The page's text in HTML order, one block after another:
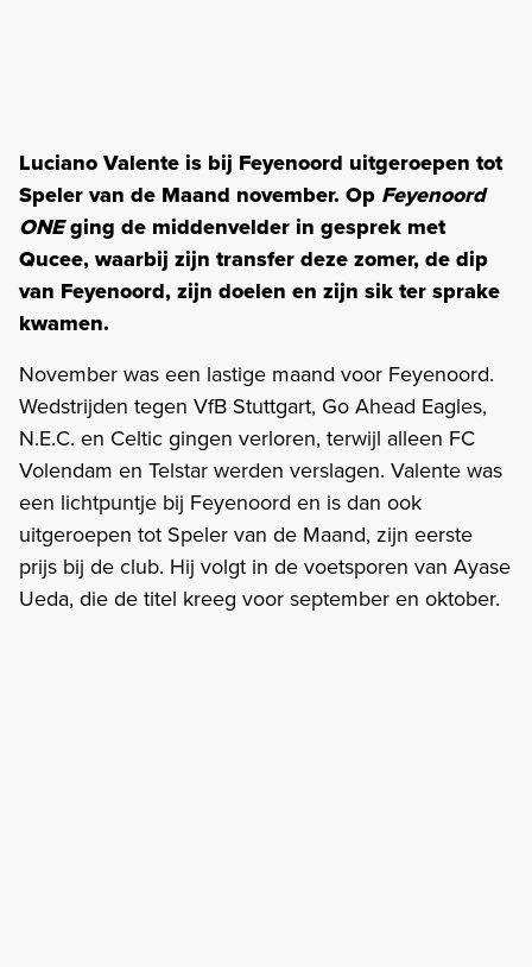
Luciano Valente is bij Feyenoord uitgeroepen tot
Speler van de Maand november. Op Feyenoord
ONEging de middenvelder in gesprek met
Qucee, waarbij zijn transfer deze zomer, de dip
van Feyenoord, zijn doelen en zijn sik ter sprake
kwamen.
November was een lastige maand voor Feyenoord.
Wedstrijden tegen VfB Stuttgart, Go Ahead Eagles,
N.E.C. en Celtic gingen verloren, terwijl alleen FC
Volendam en Telstar werden verslagen. Valente was
een lichtpuntje bij Feyenoord en is dan ook
uitgeroepen tot Speler van de Maand, zijn eerste
prijs bij de club. Hij volgt in de voetsporen van Ayase
Ueda, die de titel kreeg voor september en oktober.